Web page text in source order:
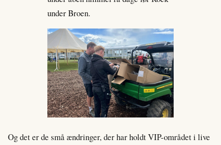
under Broen.
Og det er de små ændringer, der har holdt VIP-området i live